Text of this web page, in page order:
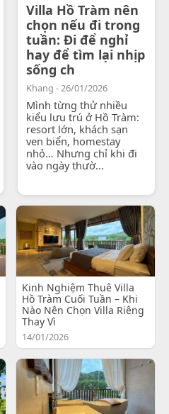
Villa Hồ Tràm nên
chọn nếu đi trong
tuần: Đi để nghỉ
hay để tìm lại nhịp
sống ch
Khang - 26/01/2026
Mình từng thử nhiều
kiểu lưu trú ở Hồ Tràm:
resort lớn, khách sạn
ven biển, homestay
nhỏ… Nhưng chỉ khi đi
vào ngày thườ...
Kinh Nghiệm Thuê Villa
Hồ Tràm Cuối Tuần – Khi
Nào Nên Chọn Villa Riêng
Thay Vì
14/01/2026